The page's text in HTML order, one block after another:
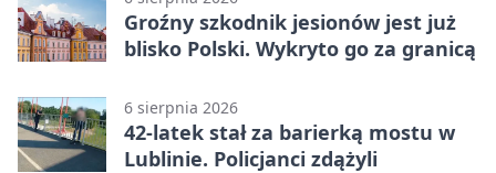
Groźny szkodnik jesionów jest już
blisko Polski. Wykryto go za granicą
6 sierpnia 2026
42-latek stał za barierką mostu w
Lublinie. Policjanci zdążyli